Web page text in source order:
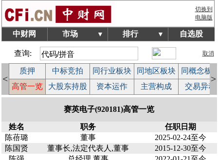
切换到
电脑版
中财网 市场 ▼ 排行 ▼ 自选股
查询: 取消
<
质押 中标竞拍 同行业板块 同地区板块
同概念板
高管一览 大股东持股 资本运作 主营构成 交易异动
>
赛英电子(920181)高管一览
姓名 职务
任职日期
陈蓓璐
董事
2025-02-24至今
陈国贤
董事长,法定代表人,董事
2015-12-30至今